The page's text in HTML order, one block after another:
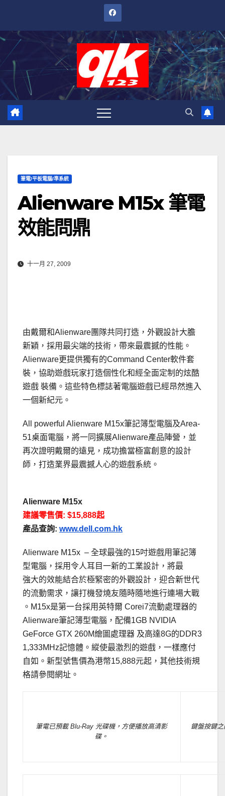
內
筆電/平板電腦/準系統
Alienware M15x 筆電
效能問鼎
十一月 27, 2009
由戴爾和Alienware團隊共同打造，外觀設計大膽
新穎，採用最尖端的技術，帶來最震撼的性能。
Alienware更提供獨有的Command Center軟件套
裝，協助遊戲玩家打造個性化和經全面定制的炫酷
遊戲 裝備。這些特色標誌著電腦遊戲已經昂然進入
一個新紀元。
All powerful Alienware M15x筆記簿型電腦及Area-
51桌面電腦，將一同擴展Alienware產品陣營，並
再次證明戴爾的遠見，成功擔當極富創意的設計
師，打造業界最震撼人心的遊戲系統。
Alienware M15x
建議零售價: $15,888起
產品查詢: www.dell.com.hk
Alienware M15x – 全球最強的15吋遊戲用筆記簿
型電腦，採用令人耳目一新的工業設計，將最
強大的效能結合於極緊密的外觀設計，迎合新世代
的流動需求，讓打機發燒友隨時隨地進行連場大戰
。M15x是第一台採用英特爾 Corei7流動處理器的
Alienware筆記簿型電腦，配備1GB NVIDIA
GeForce GTX 260M繪圖處理器 及高達8G的DDR3
1,333MHz記憶體。縱使最激烈的遊戲，一樣應付
自如。新型號售價為港幣15,888元起，其他技術規
格請參閱網址。
筆電已預載 Blu-Ray 光碟機，方便播放高清影
碟。
鍵盤按鍵